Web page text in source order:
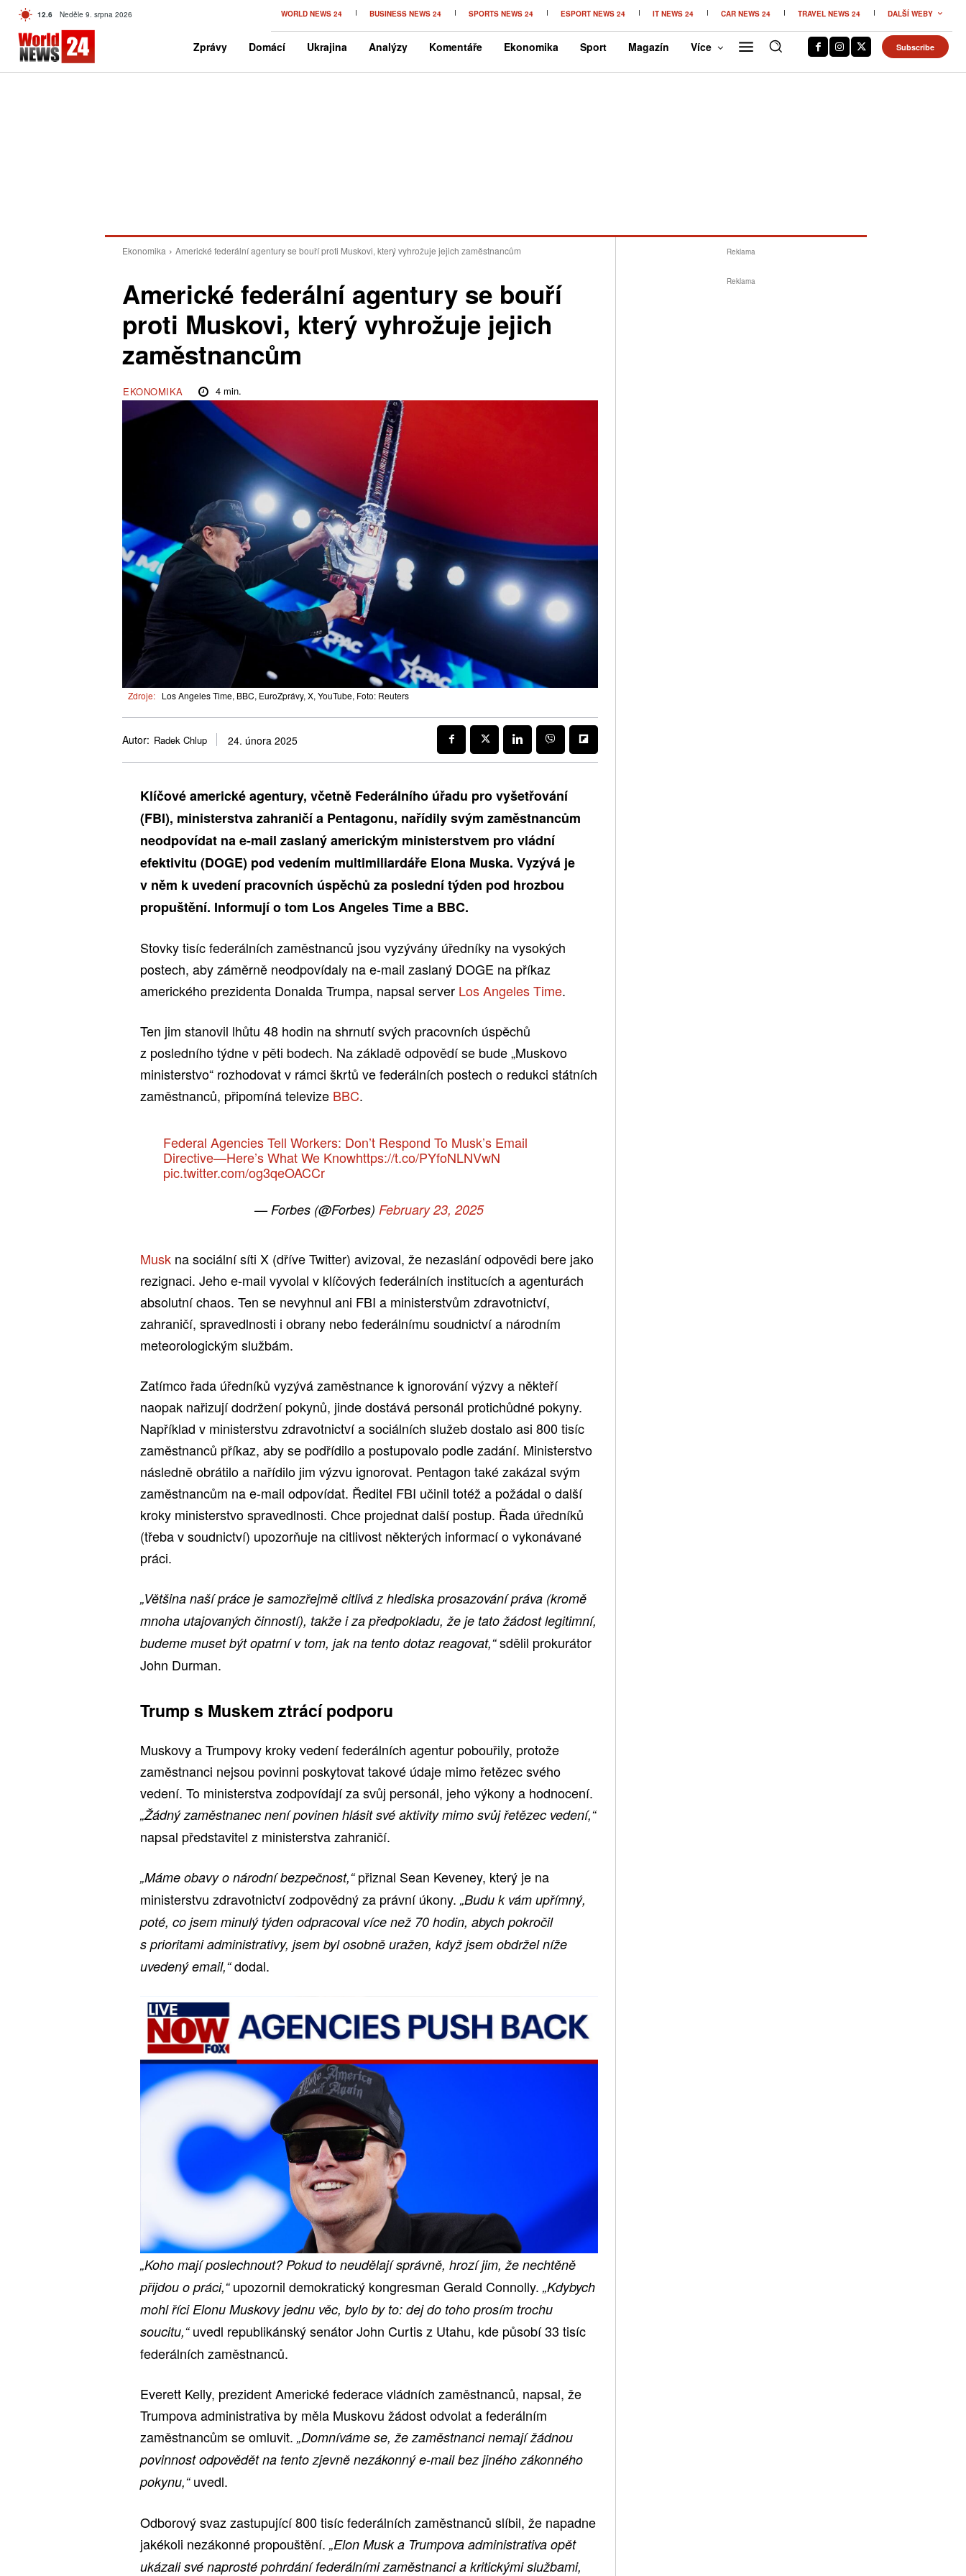
12.6 C Czech
Neděle 9. srpna 2026 WORLD NEWS 24 BUSINESS NEWS 24 SPORTS NEWS 24 ESPORT NEWS 24 IT NEWS 24 CAR NEWS 24 TRAVEL NEWS 24 DALŠÍ WEBY
Zprávy Domácí Ukrajina Analýzy Komentáře Ekonomika Sport Magazín Více Subscribe
Ekonomika Americké federální agentury se bouří proti Muskovi, který vyhrožuje jejich zaměstnancům
Americké federální agentury se bouří
proti Muskovi, který vyhrožuje jejich
zaměstnancům
EKONOMIKA 4min.
Zdroje: Los Angeles Time, BBC, EuroZprávy, X, YouTube, Foto: Reuters
Autor: Radek Chlup 24. února 2025
Klíčové americké agentury, včetně Federálního úřadu pro vyšetřování
(FBI), ministerstva zahraničí a Pentagonu, nařídily svým zaměstnancům
neodpovídat na e-mail zaslaný americkým ministerstvem pro vládní
efektivitu (DOGE) pod vedením multimiliardáře Elona Muska. Vyzývá je
v něm k uvedení pracovních úspěchů za poslední týden pod hrozbou
propuštění. Informují o tom Los Angeles Time a BBC.
Stovky tisíc federálních zaměstnanců jsou vyzývány úředníky na vysokých
postech, aby záměrně neodpovídaly na e-mail zaslaný DOGE na příkaz
amerického prezidenta Donalda Trumpa, napsal server Los Angeles Time.
Ten jim stanovil lhůtu 48 hodin na shrnutí svých pracovních úspěchů
z posledního týdne v pěti bodech. Na základě odpovědí se bude „Muskovo
ministerstvo“ rozhodovat v rámci škrtů ve federálních postech o redukci státních
zaměstnanců, připomíná televize BBC.
Federal Agencies Tell Workers: Don’t Respond To Musk’s Email
Directive—Here’s What We Knowhttps://t.co/PYfoNLNVwN
pic.twitter.com/og3qeOACCr
— Forbes (@Forbes) February 23, 2025
Musk na sociální síti X (dříve Twitter) avizoval, že nezaslání odpovědi bere jako
rezignaci. Jeho e-mail vyvolal v klíčových federálních institucích a agenturách
absolutní chaos. Ten se nevyhnul ani FBI a ministerstvům zdravotnictví,
zahraničí, spravedlnosti i obrany nebo federálnímu soudnictví a národním
meteorologickým službám.
Zatímco řada úředníků vyzývá zaměstnance k ignorování výzvy a někteří
naopak nařizují dodržení pokynů, jinde dostává personál protichůdné pokyny.
Například v ministerstvu zdravotnictví a sociálních služeb dostalo asi 800 tisíc
zaměstnanců příkaz, aby se podřídilo a postupovalo podle zadání. Ministerstvo
následně obrátilo a nařídilo jim výzvu ignorovat. Pentagon také zakázal svým
zaměstnancům na e-mail odpovídat. Ředitel FBI učinil totéž a požádal o další
kroky ministerstvo spravedlnosti. Chce projednat další postup. Řada úředníků
(třeba v soudnictví) upozorňuje na citlivost některých informací o vykonávané
práci.
„Většina naší práce je samozřejmě citlivá z hlediska prosazování práva (kromě
mnoha utajovaných činností), takže i za předpokladu, že je tato žádost legitimní,
budeme muset být opatrní v tom, jak na tento dotaz reagovat,“sdělil prokurátor
John Durman.
Trump s Muskem ztrácí podporu
Muskovy a Trumpovy kroky vedení federálních agentur pobouřily, protože
zaměstnanci nejsou povinni poskytovat takové údaje mimo řetězec svého
vedení. To ministerstva zodpovídají za svůj personál, jeho výkony a hodnocení.
„Žádný zaměstnanec není povinen hlásit své aktivity mimo svůj řetězec vedení,“
napsal představitel z ministerstva zahraničí.
„Máme obavy o národní bezpečnost,“přiznal Sean Keveney, který je na
ministerstvu zdravotnictví zodpovědný za právní úkony. „Budu k vám upřímný,
poté, co jsem minulý týden odpracoval více než 70 hodin, abych pokročil
s prioritami administrativy, jsem byl osobně uražen, když jsem obdržel níže
uvedený email,“dodal.
„Koho mají poslechnout? Pokud to neudělají správně, hrozí jim, že nechtěně
přijdou o práci,“upozornil demokratický kongresman Gerald Connolly. „Kdybych
mohl říci Elonu Muskovy jednu věc, bylo by to: dej do toho prosím trochu
soucitu,“ uvedl republikánský senátor John Curtis z Utahu, kde působí 33 tisíc
federálních zaměstnanců.
Everett Kelly, prezident Americké federace vládních zaměstnanců, napsal, že
Trumpova administrativa by měla Muskovu žádost odvolat a federálním
zaměstnancům se omluvit. „Domníváme se, že zaměstnanci nemají žádnou
povinnost odpovědět na tento zjevně nezákonný e-mail bez jiného zákonného
pokynu,“uvedl.
Odborový svaz zastupující 800 tisíc federálních zaměstnanců slíbil, že napadne
jakékoli nezákonné propouštění. „Elon Musk a Trumpova administrativa opět
ukázali své naprosté pohrdání federálními zaměstnanci a kritickými službami,
Reklama
Reklama